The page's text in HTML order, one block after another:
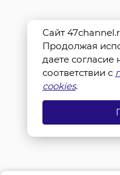
Сайт
Продолжая
даете согласие
соответствии с
cookies.